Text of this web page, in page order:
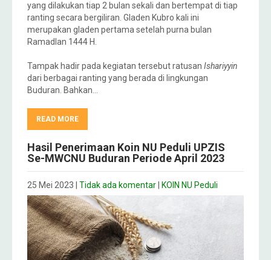
yang dilakukan tiap 2 bulan sekali dan bertempat di tiap
ranting secara bergiliran. Gladen Kubro kali ini
merupakan gladen pertama setelah purna bulan
Ramadlan 1444 H.
Tampak hadir pada kegiatan tersebut ratusan Ishariyyin
dari berbagai ranting yang berada di lingkungan
Buduran. Bahkan…
READ MORE
Hasil Penerimaan Koin NU Peduli UPZIS
Se-MWCNU Buduran Periode April 2023
25 Mei 2023 Tidak ada komentar KOIN NU Peduli